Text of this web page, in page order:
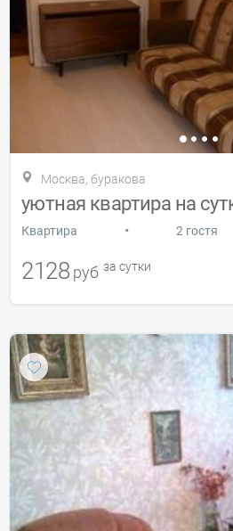
Москва, буракова
Квартира • 2 гостя
2128 руб за сутки